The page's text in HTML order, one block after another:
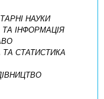
НАУКИ
ТА ІНФОРМАЦІЯ
СТАТИСТИКА